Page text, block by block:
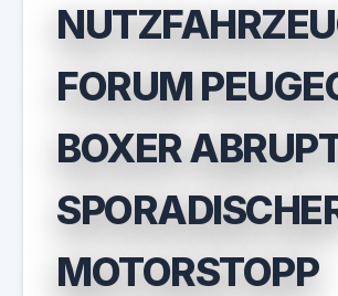
FORUM
BOXER
MOTORSTOPP